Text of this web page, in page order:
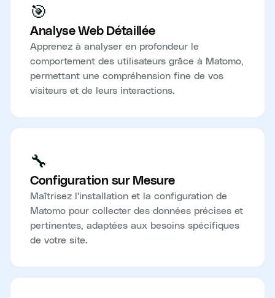
🎯
Analyse Web Détaillée
Apprenez à analyser en profondeur le
comportement des utilisateurs grâce à Matomo,
permettant une compréhension fine de vos
visiteurs et de leurs interactions.
🔧
Configuration sur Mesure
Maîtrisez l'installation et la configuration de
Matomo pour collecter des données précises et
pertinentes, adaptées aux besoins spécifiques
de votre site.